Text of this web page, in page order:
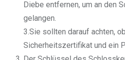
Diebe entfernen, um an den
gelangen.
3.Sie sollten darauf achten,
Sicherheitszertifikat und ein